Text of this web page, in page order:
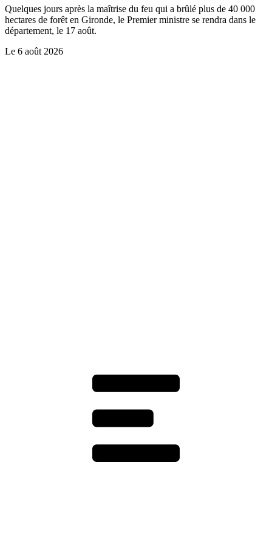
Quelques jours après la maîtrise du feu qui a brûlé plus de 40 000
hectares de forêt en Gironde, le Premier ministre se rendra dans le
département, le 17 août.
Le 6 août 2026